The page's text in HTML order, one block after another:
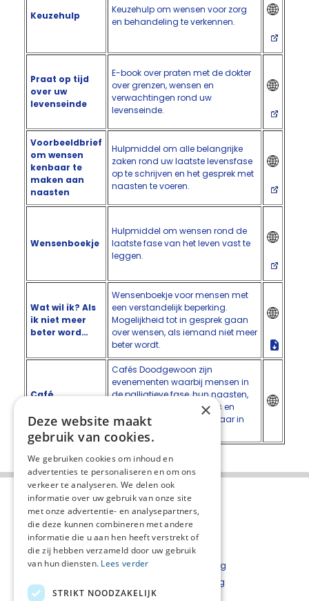
Keuzehulp
Keuzehulp om wensen voor zorg
en behandeling te verkennen.
Praat op tijd
over uw
levenseinde
E-book over praten met de dokter
over grenzen, wensen en
verwachtingen rond uw
levenseinde.
Voorbeeldbrief
om wensen
kenbaar te
maken aan
naasten
Hulpmiddel om alle belangrijke
zaken rond uw laatste levensfase
op te schrijven en het gesprek met
naasten te voeren.
Wensenboekje
Hulpmiddel om wensen rond de
laatste fase van het leven vast te
leggen.
Wat wil ik? Als
ik niet meer
beter word…
Wensenboekje voor mensen met
een verstandelijk beperking.
Mogelijkheid tot in gesprek gaan
over wensen, als iemand niet meer
beter wordt.
Café
Cafés Doodgewoon zijn
evenementen waarbij mensen in
de palliatieve fase, hun naasten,
mantelzorgers, vrijwilligers en
zorgprofessionals met elkaar in
gesprek kunnen gaan.
Over het netwerk
Over Palliaweb
Privacyverklaring
Cookieverklaring
×
Deze website maakt
gebruik van cookies.
We gebruiken cookies om inhoud en
advertenties te personaliseren en om ons
verkeer te analyseren. We delen ook
informatie over uw gebruik van onze site
met onze advertentie- en analysepartners,
die deze kunnen combineren met andere
informatie die u aan hen heeft verstrekt of
die zij hebben verzameld door uw gebruik
van hun diensten. Lees verder
STRIKT NOODZAKELIJK